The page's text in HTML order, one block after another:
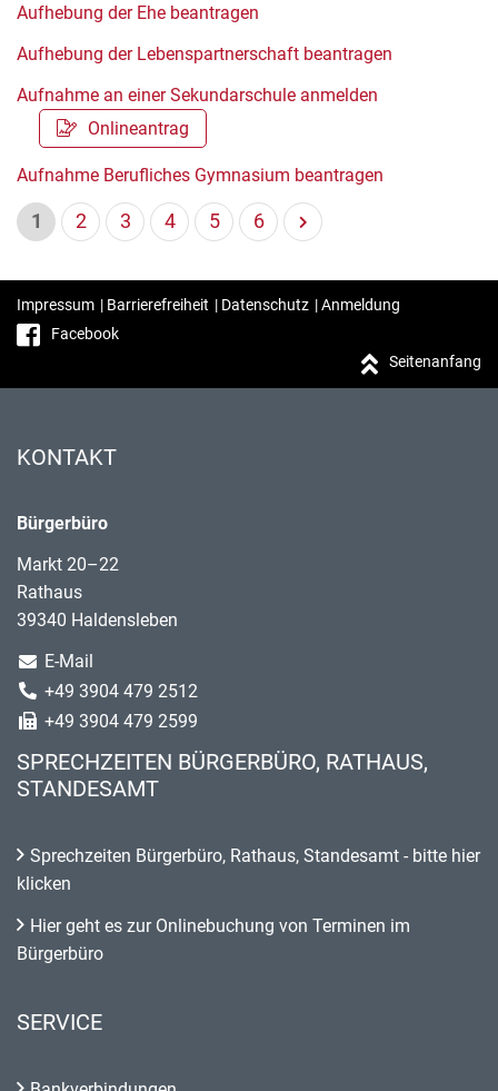
Aufhebung der Ehe beantragen
Aufhebung der Lebenspartnerschaft beantragen
Aufnahme an einer Sekundarschule anmelden
Onlineantrag
Aufnahme Berufliches Gymnasium beantragen
1 2 3 4 5 6
Impressum | Barrierefreiheit | Datenschutz |Anmeldung
Facebook
Seitenanfang
KONTAKT
Bürgerbüro
Markt 20–22
Rathaus
39340 Haldensleben
E-Mail
+49 3904 479 2512
+49 3904 479 2599
SPRECHZEITEN BÜRGERBÜRO, RATHAUS,
STANDESAMT
Sprechzeiten Bürgerbüro, Rathaus, Standesamt - bitte hier
klicken
Hier geht es zur Onlinebuchung von Terminen im
Bürgerbüro
SERVICE